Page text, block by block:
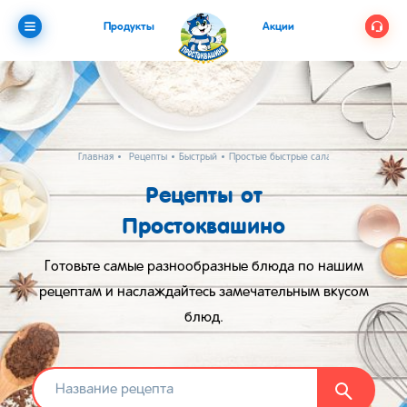
Продукты Акции
Главная Рецепты Быстрый Простые быстрые салаты
Рецепты от
Простоквашино
Готовьте самые разнообразные блюда по нашим
рецептам и наслаждайтесь замечательным вкусом
блюд.
Найти